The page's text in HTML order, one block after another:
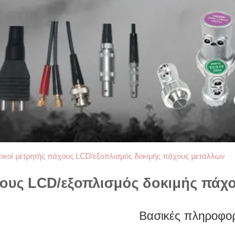
μετρητής πάχους LCD/εξοπλισμός δοκιμής πάχους μετάλλων
LCD/εξοπλισμός δοκιμής
Βασικές